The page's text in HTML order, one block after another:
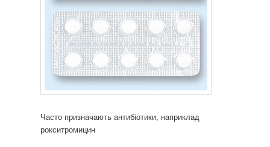
Часто призначають антибіотики, наприклад
рокситромицин